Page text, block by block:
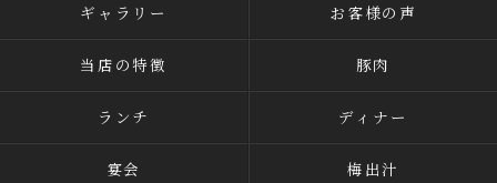
ギャラリー お客様の声
当店の特徴 豚肉
ランチ ディナー
宴会 梅出汁